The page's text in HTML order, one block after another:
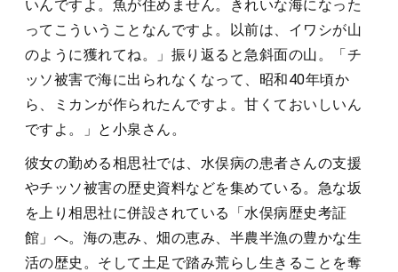
いんですよ。魚が住めません。きれいな海になった
ってこういうことなんですよ。以前は、イワシが山
のように獲れてね。」振り返ると急斜面の山。「チ
ッソ被害で海に出られなくなって、昭和40年頃か
ら、ミカンが作られたんですよ。甘くておいしいん
ですよ。」と小泉さん。
彼女の勤める相思社では、水俣病の患者さんの支援
やチッソ被害の歴史資料などを集めている。急な坂
を上り相思社に併設されている「水俣病歴史考証
館」へ。海の恵み、畑の恵み、半農半漁の豊かな生
活の歴史。そして土足で踏み荒らし生きることを奪